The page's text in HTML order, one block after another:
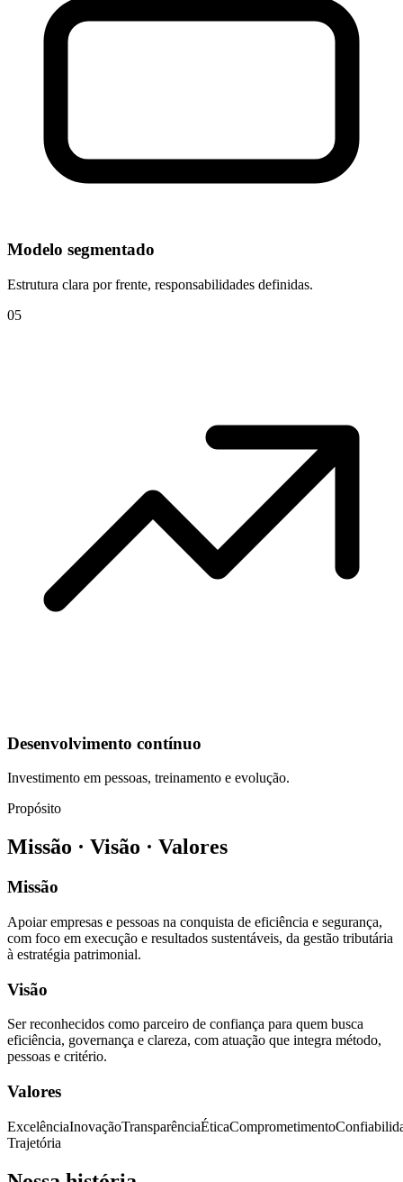
Modelo segmentado
Estrutura clara por frente, responsabilidades definidas.
05
Desenvolvimento contínuo
Investimento em pessoas, treinamento e evolução.
Propósito
Missão · Visão · Valores
Missão
Apoiar empresas e pessoas na conquista de eficiência e segurança,
com foco em execução e resultados sustentáveis, da gestão tributária
à estratégia patrimonial.
Visão
Ser reconhecidos como parceiro de confiança para quem busca
eficiência, governança e clareza, com atuação que integra método,
pessoas e critério.
Valores
ExcelênciaInovaçãoTransparênciaÉticaComprometimento
Trajetória